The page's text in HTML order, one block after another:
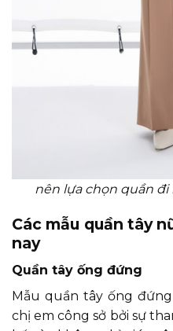
nên lựa chọn quần
Các mẫu quần tây
nay
Quần tây ống đứng
Mẫu quần tây ống
chị em công sở bởi sự